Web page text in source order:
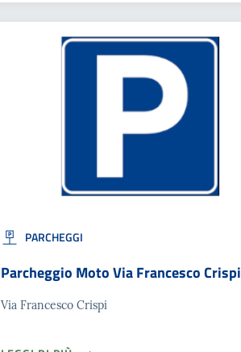
PARCHEGGI
Parcheggio Moto Via Francesco Crispi
Via Francesco Crispi